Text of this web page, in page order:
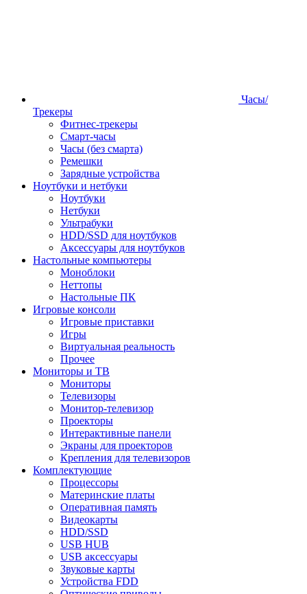
Часы/
Трекеры
Фитнес-трекеры
Смарт-часы
Часы (без смарта)
Ремешки
Зарядные устройства
Ноутбуки и нетбуки
Ноутбуки
Нетбуки
Ультрабуки
HDD/SSD для ноутбуков
Аксессуары для ноутбуков
Настольные компьютеры
Моноблоки
Неттопы
Настольные ПК
Игровые консоли
Игровые приставки
Игры
Виртуальная реальность
Прочее
Мониторы и ТВ
Мониторы
Телевизоры
Монитор-телевизор
Проекторы
Интерактивные панели
Экраны для проекторов
Крепления для телевизоров
Комплектующие
Процессоры
Материнские платы
Оперативная память
Видеокарты
HDD/SSD
USB HUB
USB аксессуары
Звуковые карты
Устройства FDD